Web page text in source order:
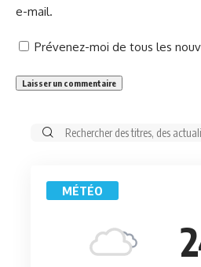
e-mail.
Prévenez-moi de tous les
Rechercher:
MÉTÉO